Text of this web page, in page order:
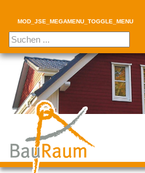
MOD_JSE_MEGAMENU_TOGGLE_MENU